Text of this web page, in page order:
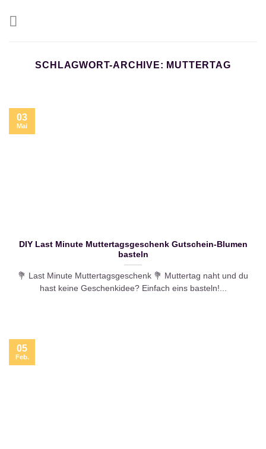
SCHLAGWORT-ARCHIVE: MUTTERTAG
DIY Last Minute Muttertagsgeschenk Gutschein-Blumen
basteln
💐 Last Minute Muttertagsgeschenk 💐 Muttertag naht und du
hast keine Geschenkidee? Einfach eins basteln!...
03
Mai
05
Feb.